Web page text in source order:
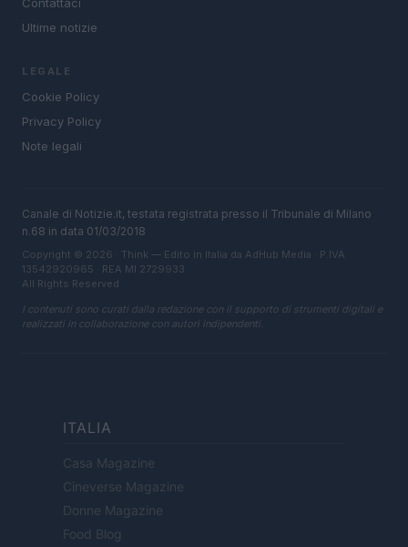
Contattaci
Ultime notizie
LEGALE
Cookie Policy
Privacy Policy
Note legali
Canale di Notizie.it, testata registrata presso il Tribunale di Milano
n.68 in data 01/03/2018
Copyright © 2026 · Think — Edito in Italia da AdHub Media · P.IVA
13542920965 · REA MI 2729933
All Rights Reserved
I contenuti sono curati dalla redazione con il supporto di strumenti digitali e
realizzati in collaborazione con autori indipendenti.
ITALIA
Casa Magazine
Cineverse Magazine
Donne Magazine
Food Blog